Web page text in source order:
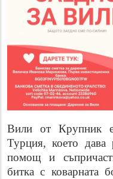
Вили от Крупник
Турция, което дава
помощ и
битка с коварната